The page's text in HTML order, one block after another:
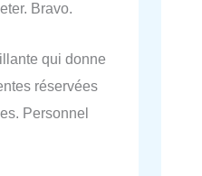
Bravo.
qui donne
réservées
Personnel